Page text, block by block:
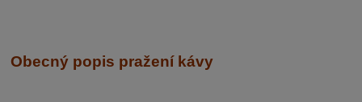
Obecný popis pražení kávy